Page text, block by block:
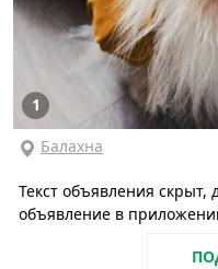
1
Балахна
Текст объявления скрыт,
объявление в